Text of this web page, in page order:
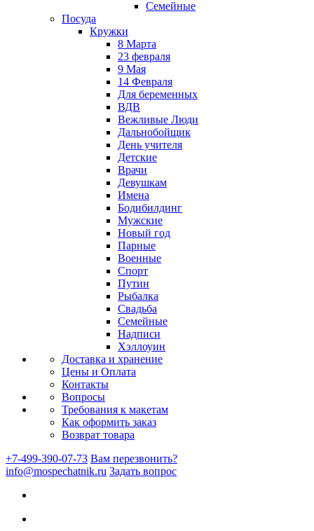
Семейные
Посуда
Кружки
8 Марта
23 февраля
9 Мая
14 Февраля
Для беременных
ВДВ
Вежливые Люди
Дальнобойщик
День учителя
Детские
Врачи
Девушкам
Имена
Бодибилдинг
Мужские
Новый год
Парные
Военные
Спорт
Путин
Рыбалка
Свадьба
Семейные
Надписи
Хэллоуин
Доставка и хранение
Цены и Оплата
Контакты
Вопросы
Требования к макетам
Как оформить заказ
Возврат товара
+7-499-390-07-73 Вам перезвонить?
info@mospechatnik.ru Задать вопрос